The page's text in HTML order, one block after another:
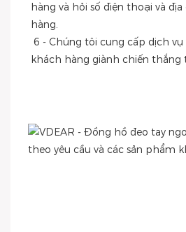
hàng và hỏi số điện thoại và
hàng.
khách hàng giành chiến thắng